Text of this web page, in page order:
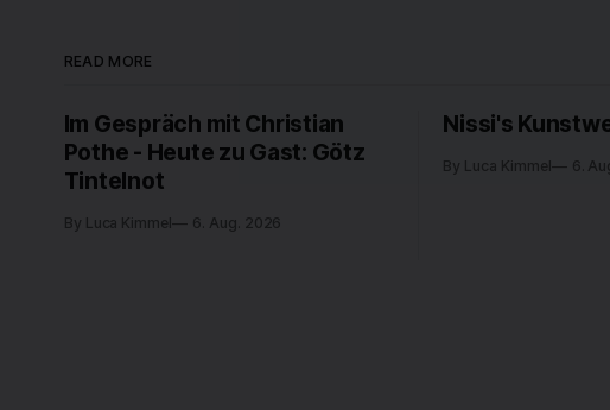
READ MORE
Im Gespräch mit Christian
Pothe - Heute zu Gast: Götz
Tintelnot
By Luca Kimmel 6. Aug. 2026
Nissi's
By Luca Kimmel 6.